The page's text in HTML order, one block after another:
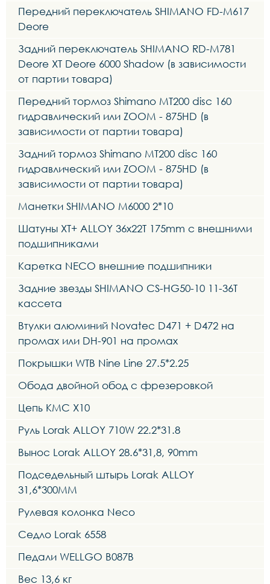
Передний переключатель SHIMANO FD-M617
Deore
Задний переключатель SHIMANO RD-M781
Deore XT Deore 6000 Shadow (в зависимости
от партии товара)
Передний тормоз Shimano MT200 disc 160
гидравлический или ZOOM - 875HD (в
зависимости от партии товара)
Задний тормоз Shimano MT200 disc 160
гидравлический или ZOOM - 875HD (в
зависимости от партии товара)
Манетки SHIMANO M6000 2*10
Шатуны XT+ ALLOY 36x22T 175mm с внешними
подшипниками
Каретка NECO внешние подшипники
Задние звезды SHIMANO CS-HG50-10 11-36T
кассета
Втулки алюминий Novatec D471 + D472 на
промах или DH-901 на промах
Покрышки WTB Nine Line 27.5*2.25
Обода двойной обод с фрезеровкой
Цепь KMC X10
Руль Lorak ALLOY 710W 22.2*31.8
Вынос Lorak ALLOY 28.6*31,8, 90mm
Подседельный штырь Lorak ALLOY
31,6*300MM
Рулевая колонка Neco
Седло Lorak 6558
Педали WELLGO B087B
Вес 13,6 кг